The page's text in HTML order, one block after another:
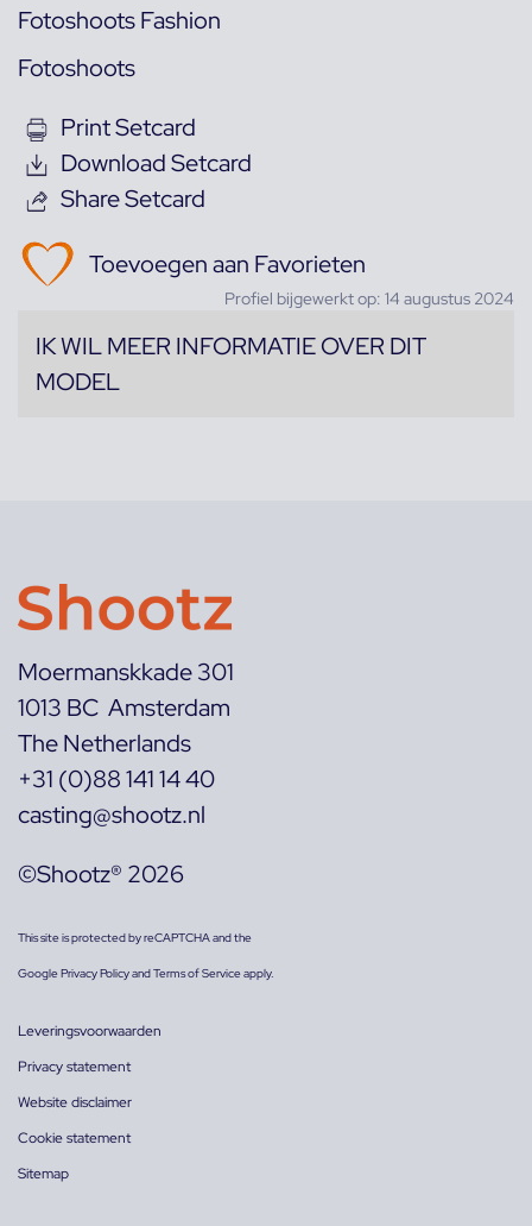
Fotoshoots Fashion
Fotoshoots
Print Setcard
Download Setcard
Share Setcard
Toevoegen aan Favorieten
Profiel bijgewerkt op: 14 augustus 2024
IK WIL MEER INFORMATIE OVER DIT
MODEL
Moermanskkade 301
1013 BC Amsterdam
The Netherlands
+31 (0)88 141 14 40
casting@shootz.nl
©Shootz® 2026
This site is protected by reCAPTCHA and the
GooglePrivacy PolicyandTerms of Serviceapply.
Leveringsvoorwaarden
Privacy statement
Website disclaimer
Cookie statement
Sitemap